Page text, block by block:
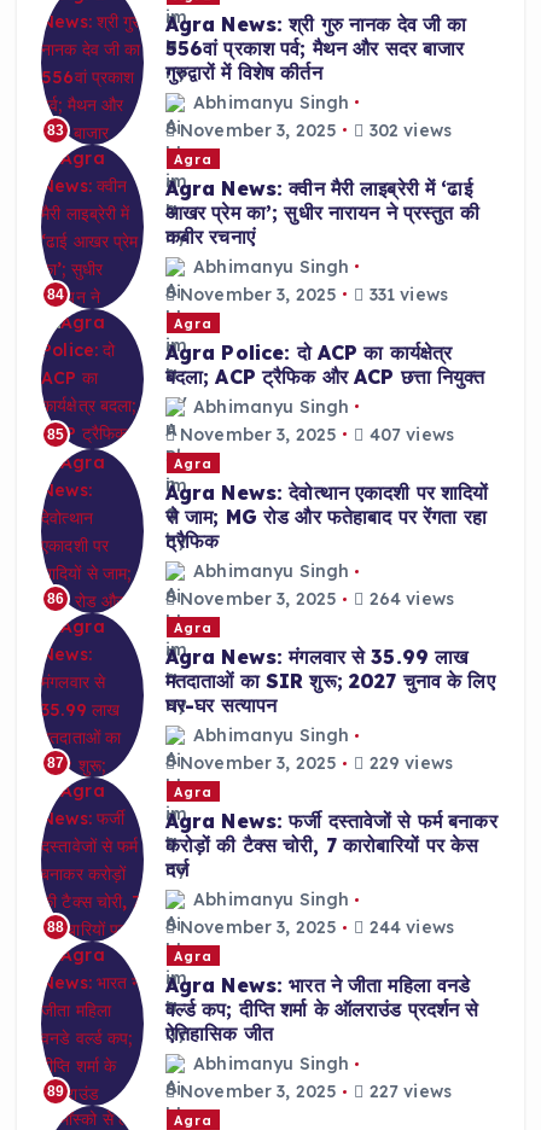
83
Agra News: श्री गुरु नानक देव जी का
556वां प्रकाश पर्व; मैथन और सदर बाजार
गुरुद्वारों में विशेष कीर्तन
Abhimanyu Singh
November 3, 2025
302 views
84
Agra
Agra News: क्वीन मैरी लाइब्रेरी में ‘ढाई
आखर प्रेम का’; सुधीर नारायन ने प्रस्तुत की
कबीर रचनाएं
Abhimanyu Singh
November 3, 2025
331 views
85
Agra
Agra Police: दो ACP का कार्यक्षेत्र
बदला; ACP ट्रैफिक और ACP छत्ता नियुक्त
Abhimanyu Singh
November 3, 2025
407 views
86
Agra
Agra News: देवोत्थान एकादशी पर शादियों
से जाम; MG रोड और फतेहाबाद पर रेंगता रहा
ट्रैफिक
Abhimanyu Singh
November 3, 2025
264 views
87
Agra
Agra News: मंगलवार से 35.99 लाख
मतदाताओं का SIR शुरू; 2027 चुनाव के लिए
घर-घर सत्यापन
Abhimanyu Singh
November 3, 2025
229 views
88
Agra
Agra News: फर्जी दस्तावेजों से फर्म बनाकर
करोड़ों की टैक्स चोरी, 7 कारोबारियों पर केस
दर्ज
Abhimanyu Singh
November 3, 2025
244 views
89
Agra
Agra News: भारत ने जीता महिला वनडे
वर्ल्ड कप; दीप्ति शर्मा के ऑलराउंड प्रदर्शन से
ऐतिहासिक जीत
Abhimanyu Singh
November 3, 2025
227 views
Agra